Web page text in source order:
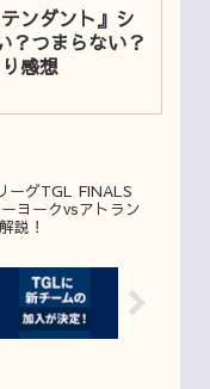
ンダント』シ
？つまらない？
感想
ーグTGL FINALS
ヨークvsアトラン
説！